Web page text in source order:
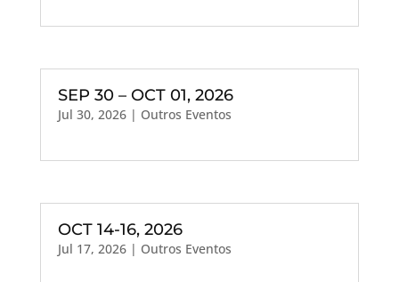
SEP 30 – OCT 01, 2026
Jul 30, 2026| Outros Eventos
OCT 14-16, 2026
Jul 17, 2026| Outros Eventos